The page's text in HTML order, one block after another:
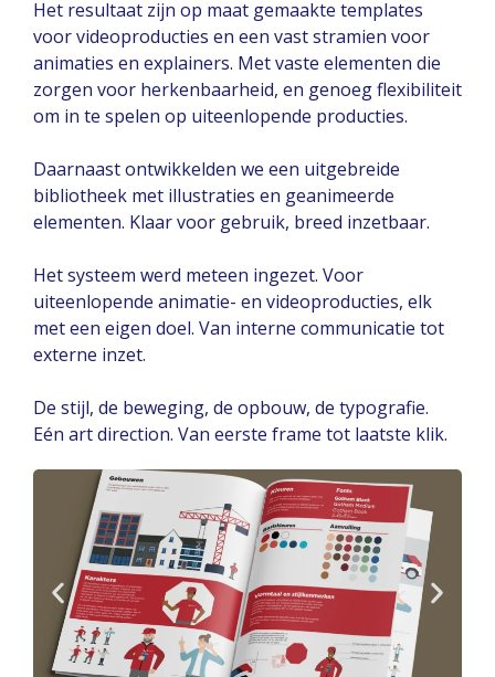
Het resultaat zijn op maat gemaakte templates
voor videoproducties en een vast stramien voor
animaties en explainers. Met vaste elementen die
zorgen voor herkenbaarheid, en genoeg flexibiliteit
om in te spelen op uiteenlopende producties.
Daarnaast ontwikkelden we een uitgebreide
bibliotheek met illustraties en geanimeerde
elementen. Klaar voor gebruik, breed inzetbaar.
Het systeem werd meteen ingezet. Voor
uiteenlopende animatie- en videoproducties, elk
met een eigen doel. Van interne communicatie tot
externe inzet.
De stijl, de beweging, de opbouw, de typografie.
Eén art direction. Van eerste frame tot laatste klik.